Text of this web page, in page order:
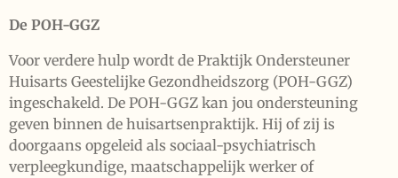
De POH-GGZ
Voor verdere hulp wordt de Praktijk Ondersteuner
Huisarts Geestelijke Gezondheidszorg (POH-GGZ)
ingeschakeld. De POH-GGZ kan jou ondersteuning
geven binnen de huisartsenpraktijk. Hij of zij is
doorgaans opgeleid als sociaal-psychiatrisch
verpleegkundige, maatschappelijk werker of